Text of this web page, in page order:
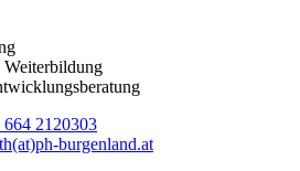
664 2120303
burgenland.at